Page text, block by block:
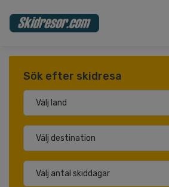
Sök efter skidresa